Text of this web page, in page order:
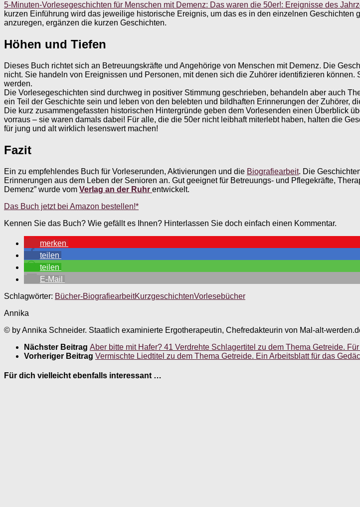
5-Minuten-Vorlesegeschichten für Menschen mit Demenz: Das waren die 50er!: Ereignisse des
kurzen Einführung wird das jeweilige historische Ereignis, um das es in den einzelnen
anzuregen, ergänzen die kurzen Geschichten.
Höhen und Tiefen
Dieses Buch richtet sich an Betreuungskräfte und Angehörige von Menschen mit Demenz. Die
nicht. Sie handeln von Ereignissen und Personen, mit denen sich die Zuhörer identifizieren
werden.
Die Vorlesegeschichten sind durchweg in positiver Stimmung geschrieben, behandeln aber auch
ein Teil der Geschichte sein und leben von den belebten und bildhaften Erinnerungen der Zuhörer,
Die kurz zusammengefassten historischen Hintergründe geben dem Vorlesenden einen Überblick
vorraus – sie waren damals dabei! Für alle, die die 50er nicht leibhaft miterlebt haben, halten die
für jung und alt wirklich lesenswert machen!
Fazit
Ein zu empfehlendes Buch für Vorleserunden, Aktivierungen und die Biografiearbeit. Die
Erinnerungen aus dem Leben der Senioren an. Gut geeignet für Betreuungs- und Pflegekräfte,
Demenz” wurde vom Verlag an der Ruhr entwickelt.
Das Buch jetzt bei Amazon bestellen!*
Kennen Sie das Buch? Wie gefällt es Ihnen? Hinterlassen Sie doch einfach einen Kommentar.
merken
teilen
teilen
E-Mail
Schlagwörter: Bücher-BiografiearbeitKurzgeschichtenVorlesebücher
Annika
© by Annika Schneider. Staatlich examinierte Ergotherapeutin, Chefredakteurin von Mal-alt-
Nächster Beitrag Aber bitte mit Hafer? 41 Verdrehte Schlagertitel zu dem Thema Getreide.
Vorheriger Beitrag Vermischte Liedtitel zu dem Thema Getreide. Ein Arbeitsblatt für das
Für dich vielleicht ebenfalls interessant …